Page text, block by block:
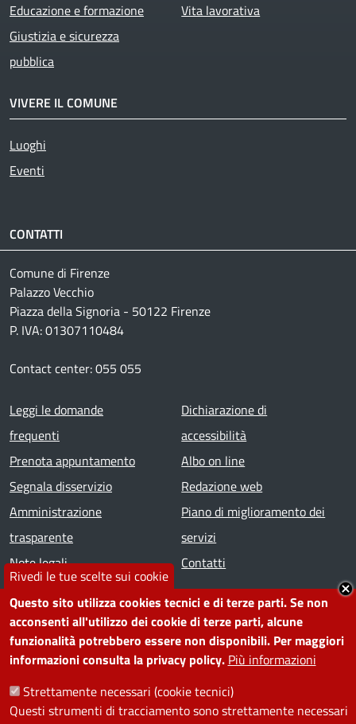
Rivedi le tue scelte sui cookie
Questo sito utilizza cookies tecnici e di terze parti. Se non
acconsenti all'utilizzo dei cookie di terze parti, alcune
funzionalità potrebbero essere non disponibili. Per maggiori
informazioni consulta la privacy policy. Più informazioni
Strettamente necessari (cookie tecnici)
Questi strumenti di tracciamento sono strettamente necessari
Educazione e formazione
Giustizia e sicurezza
pubblica
Vita lavorativa
VIVERE IL COMUNE
Luoghi
Eventi
CONTATTI
Comune di Firenze
Palazzo Vecchio
Piazza della Signoria - 50122 Firenze
P. IVA: 01307110484
Contact center: 055 055
Footer menu
Leggi le domande
frequenti
Prenota appuntamento
Segnala disservizio
Amministrazione
trasparente
Note legali
Dichiarazione di
accessibilità
Albo on line
Redazione web
Piano di miglioramento dei
servizi
Contatti
SEGUICI SU
Facebook
Instagram
YouTube
Telegram
WhatsApp
TwitterLinkedin
PRIVACY